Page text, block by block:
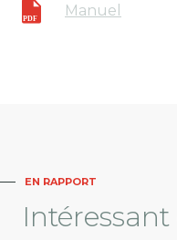
Manuel
EN RAPPORT
Intéressant